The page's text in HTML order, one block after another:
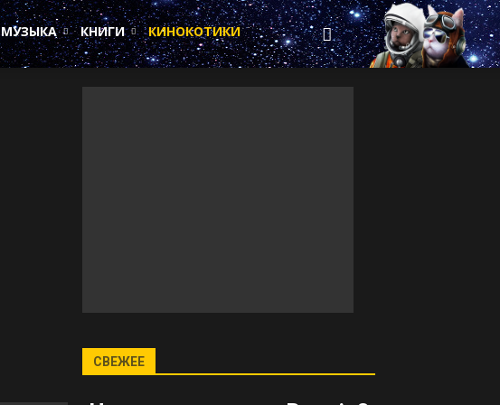
МУЗЫКА КНИГИ КИНОКОТИКИ
СВЕЖЕЕ